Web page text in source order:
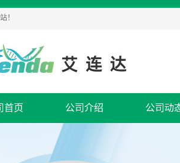
！
首页 公司介绍 公司动